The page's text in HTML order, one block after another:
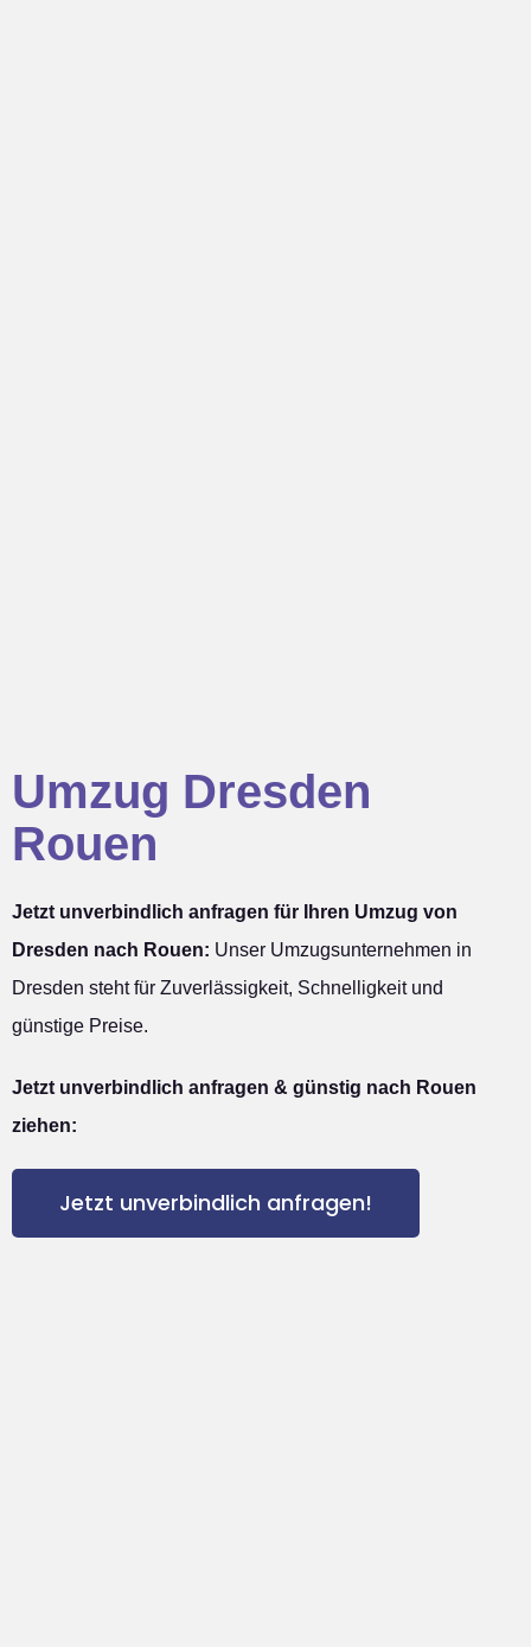
Umzug Dresden
Rouen
Jetzt unverbindlich anfragen für Ihren Umzug von
Dresden nach Rouen: Unser Umzugsunternehmen in
Dresden steht für Zuverlässigkeit, Schnelligkeit und
günstige Preise.
Jetzt unverbindlich anfragen & günstig nach Rouen
ziehen:
Jetzt unverbindlich anfragen!